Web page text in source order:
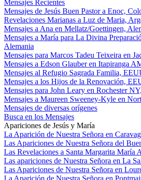
Mensajes Recientes
Mensajes de Jesús Buen Pastor a Enoc,
Revelaciones Marianas a Luz de Maria,
Mensajes a Ana en Mellatz/Goettingen,
Mensajes a María para La Divina
Alemania
Mensajes para Marcos Tadeu Teixeira en
Mensajes a Edson Glauber en Itapiranga
Mensajes al Refugio Sagrada Familia,
Mensajes a los Hijos de la Renovación,
Mensajes para John Leary en Rochester
Mensajes a Maureen Sweeney-Kyle en
Mensajes de diversas orígenes
Busca en los Mensajes
Apariciones de Jesús y María
La Aparición de Nuestra Señora en
Las Apariciones de Nuestra Señora del
Las Revelaciones a Santa Margarita María
Las apariciones de Nuestra Señora en La
Las Apariciones de Nuestra Señora en
La Aparición de Nuestra Señora en